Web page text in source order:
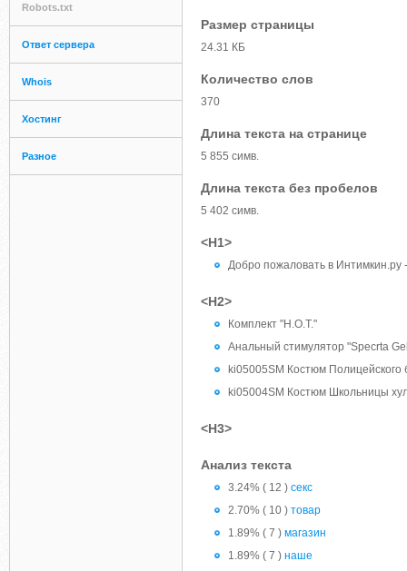
Robots.txt
Ответ сервера
Whois
Хостинг
Разное
Размер страницы
24.31 КБ
Количество слов
370
Длина текста на странице
5 855 симв.
Длина текста без пробелов
5 402 симв.
<H1>
Добро пожаловать в Интимкин.ру
<H2>
Комплект "H.O.T."
Анальный стимулятор "Specrta
ki05005SM Костюм
ki05004SM Костюм Школьницы
<H3>
Анализ текста
3.24% ( 12 ) секс
2.70% ( 10 ) товар
1.89% ( 7 ) магазин
1.89% ( 7 ) наше